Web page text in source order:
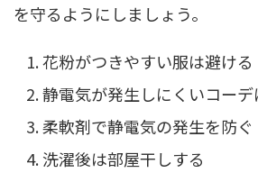
を守るようにしましょう。
花粉がつきやすい服は避ける
静電気が発生しにくいコーデ
柔軟剤で静電気の発生を防ぐ
洗濯後は部屋干しする